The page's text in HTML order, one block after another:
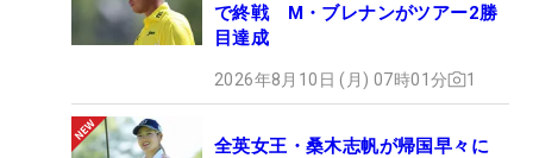
で終戦 M・ブレナンがツアー2勝
目達成
2026年8月10日 (月) 07時01分 1
全英女王・桑木志帆が帰国早々に